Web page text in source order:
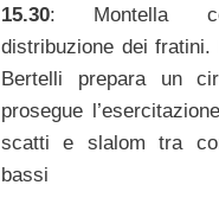
15.30: Montella
distribuzione dei fratini.
Bertelli prepara un
prosegue
scatti e slalom tra
bassi